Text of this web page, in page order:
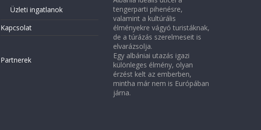
Üzleti ingatlanok
Kapcsolat
Partnerek
tengerparti pihenésre,
valamint a kultúrális
élményekre vágyó turistáknak,
de a túrázás szerelmeseit is
elvarázsolja.
Egy albániai utazás igazi
különleges élmény, olyan
érzést kelt az emberben,
mintha már nem is Európában
járna.